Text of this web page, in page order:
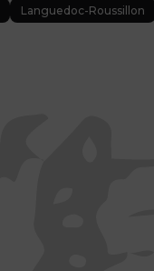
Languedoc-Roussillon